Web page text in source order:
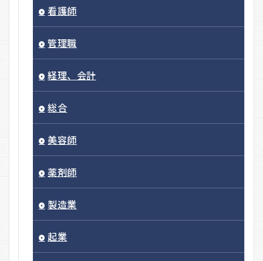
看護師
管理職
経理、会計
総合
美容師
薬剤師
製造業
起業